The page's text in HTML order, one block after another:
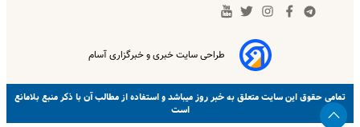
طراحی سایت خبری و خبرگزاری آسام
تمامی حقوق این سایت متعلق بهخبر روزمیباشد و استفاده از مطالب آن با ذکر منبع بلامانع
است